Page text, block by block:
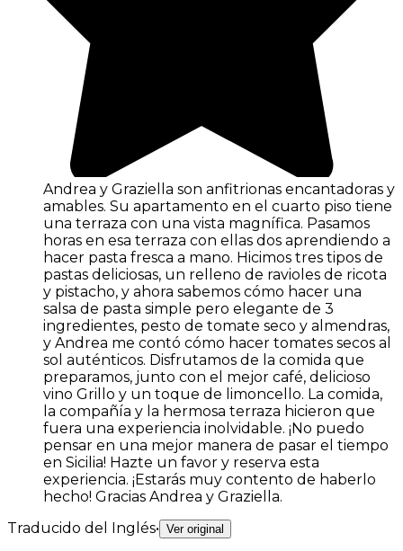
Andrea y Graziella son anfitrionas encantadoras y
amables. Su apartamento en el cuarto piso tiene
una terraza con una vista magnífica. Pasamos
horas en esa terraza con ellas dos aprendiendo a
hacer pasta fresca a mano. Hicimos tres tipos de
pastas deliciosas, un relleno de ravioles de ricota
y pistacho, y ahora sabemos cómo hacer una
salsa de pasta simple pero elegante de 3
ingredientes, pesto de tomate seco y almendras,
y Andrea me contó cómo hacer tomates secos al
sol auténticos. Disfrutamos de la comida que
preparamos, junto con el mejor café, delicioso
vino Grillo y un toque de limoncello. La comida,
la compañía y la hermosa terraza hicieron que
fuera una experiencia inolvidable. ¡No puedo
pensar en una mejor manera de pasar el tiempo
en Sicilia! Hazte un favor y reserva esta
experiencia. ¡Estarás muy contento de haberlo
hecho! Gracias Andrea y Graziella.
Traducido del Inglés• Ver original